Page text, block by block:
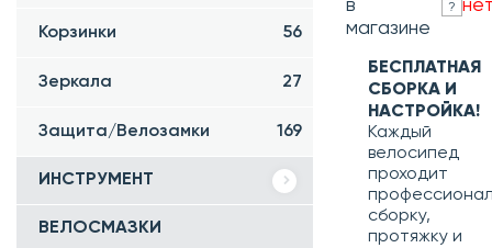
Корзинки 56
Зеркала 27
Защита/Велозамки 169
ИНСТРУМЕНТ
ВЕЛОСМАЗКИ
в
магазине
?
БЕСПЛАТНАЯ
СБОРКА И
НАСТРОЙКА!
Каждый
велосипед
проходит
сборку,
протяжку и